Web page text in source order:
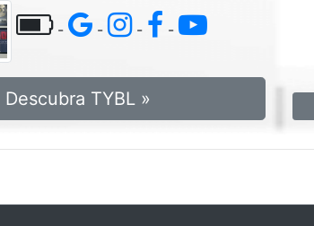
- - - -
Descubra TYBL »